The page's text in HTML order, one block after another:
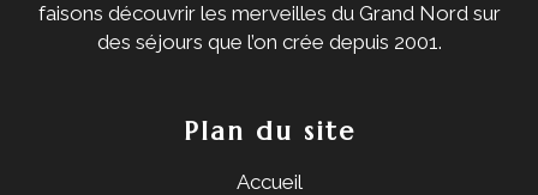
faisons découvrir les merveilles du Grand Nord sur
des séjours que l’on crée depuis 2001.
Plan du site
Accueil